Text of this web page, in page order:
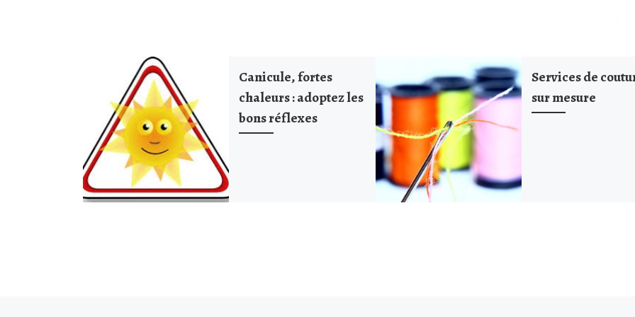
Canicule, fortes
chaleurs : adoptez les
bons réflexes
Services de
sur mesure